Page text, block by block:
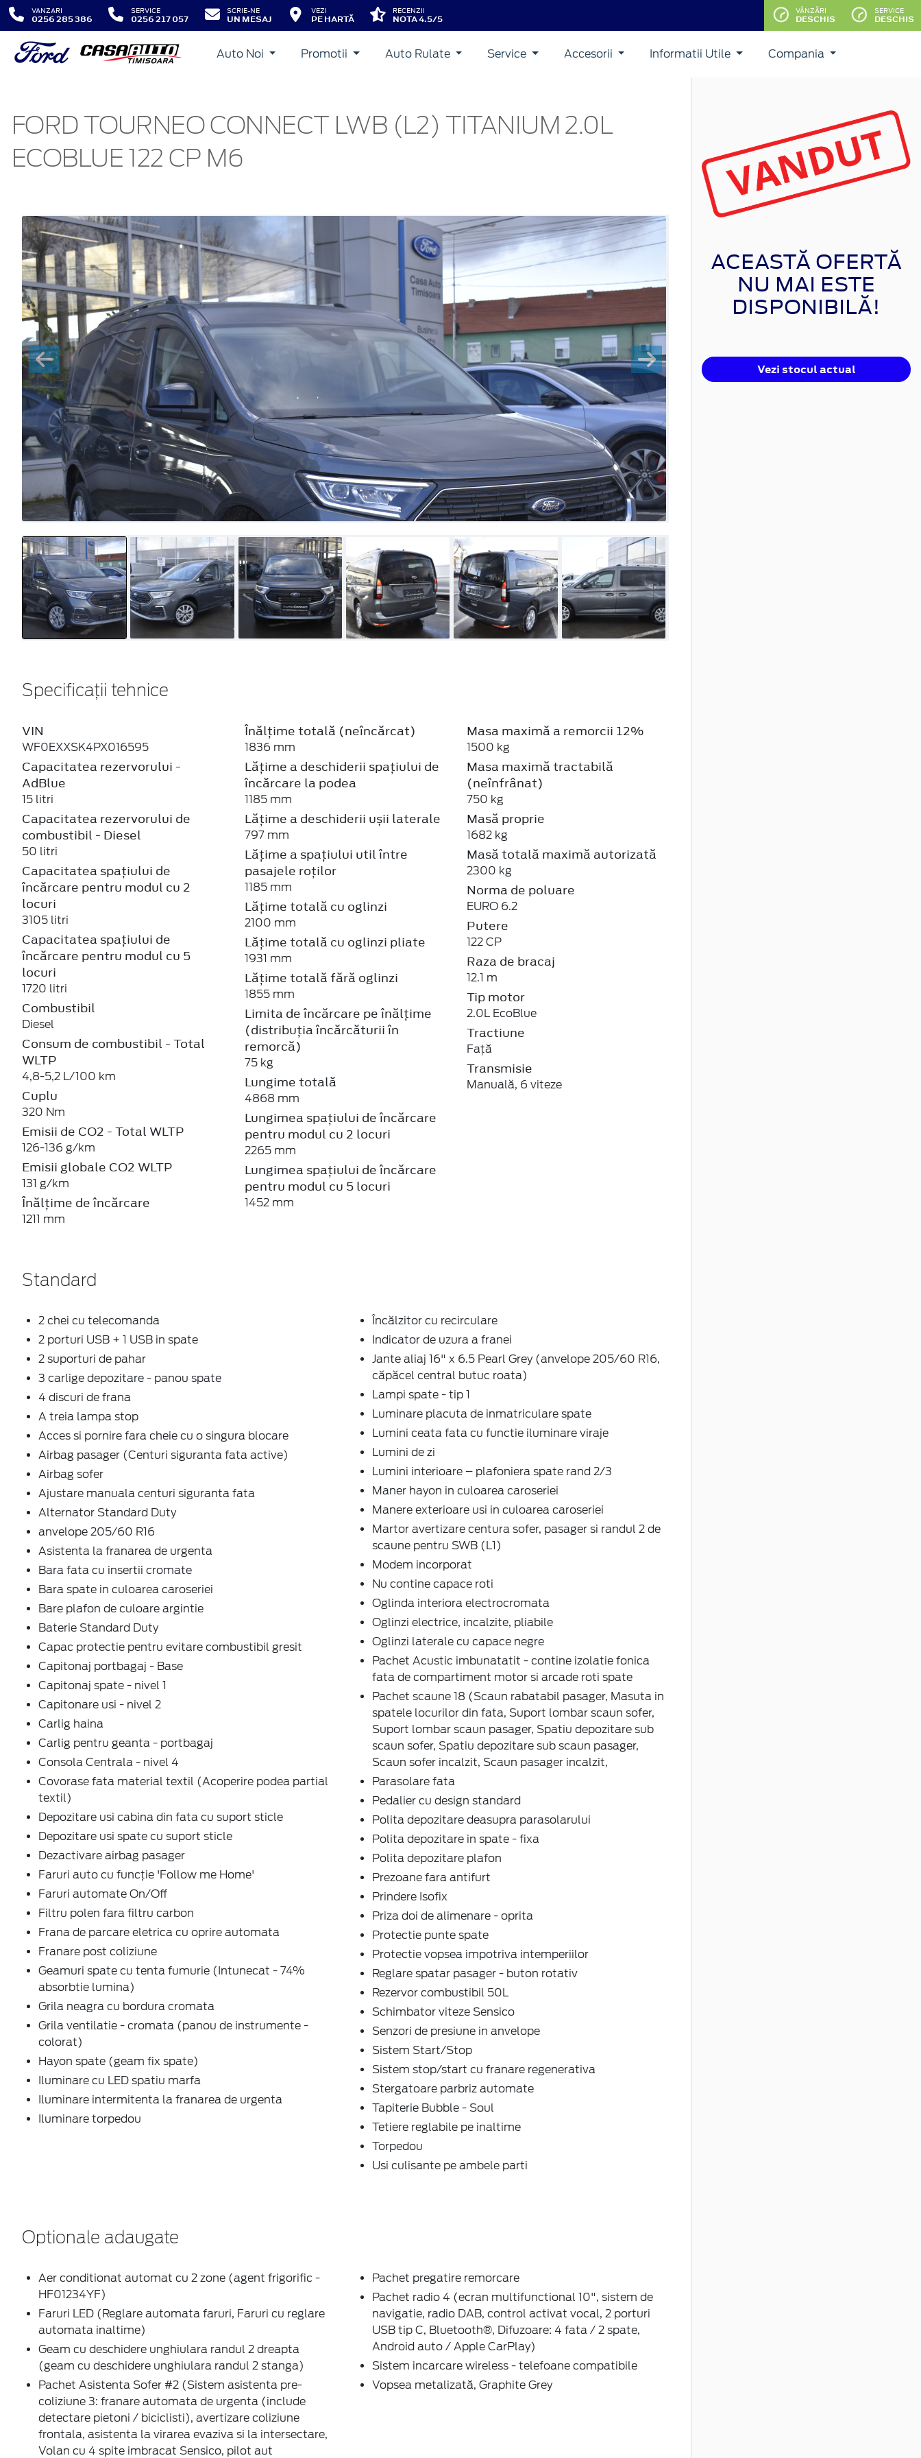
VANZARI
0256 285 386
SERVICE
0256 217 057
SCRIE-NE
UN MESAJ
VEZI
PE HARTĂ
RECENZII
NOTA 4.5/5
VÂNZĂRI
DESCHIS
SERVICE
DESCHIS
Auto Noi Promotii Auto Rulate Service Accesorii Informatii Utile Compania
FORD TOURNEO CONNECT LWB (L2) TITANIUM 2.0L
ECOBLUE 122 CP M6
Specificații tehnice
VIN
WF0EXXSK4PX016595
Capacitatea rezervorului -
AdBlue
15 litri
Capacitatea rezervorului de
combustibil - Diesel
50 litri
Capacitatea spațiului de
încărcare pentru modul cu 2
locuri
3105 litri
Capacitatea spațiului de
încărcare pentru modul cu 5
locuri
1720 litri
Combustibil
Diesel
Consum de combustibil - Total
WLTP
4,8-5,2 L/100 km
Cuplu
320 Nm
Emisii de CO2 - Total WLTP
126-136 g/km
Emisii globale CO2 WLTP
131 g/km
Înălțime de încărcare
1211 mm
Înălțime totală (neîncărcat)
1836 mm
Lățime a deschiderii spațiului de
încărcare la podea
1185 mm
Lățime a deschiderii ușii laterale
797 mm
Lățime a spațiului util între
pasajele roților
1185 mm
Lățime totală cu oglinzi
2100 mm
Lățime totală cu oglinzi pliate
1931 mm
Lățime totală fără oglinzi
1855 mm
Limita de încărcare pe înălțime
(distribuția încărcăturii în
remorcă)
75 kg
Lungime totală
4868 mm
Lungimea spațiului de încărcare
pentru modul cu 2 locuri
2265 mm
Lungimea spațiului de încărcare
pentru modul cu 5 locuri
1452 mm
Masa maximă a remorcii 12%
1500 kg
Masa maximă tractabilă
(neînfrânat)
750 kg
Masă proprie
1682 kg
Masă totală maximă autorizată
2300 kg
Norma de poluare
EURO 6.2
Putere
122 CP
Raza de bracaj
12.1 m
Tip motor
2.0L EcoBlue
Tractiune
Față
Transmisie
Manuală, 6 viteze
Standard
2 chei cu telecomanda
2 porturi USB + 1 USB in spate
2 suporturi de pahar
3 carlige depozitare - panou spate
4 discuri de frana
A treia lampa stop
Acces si pornire fara cheie cu o singura blocare
Airbag pasager (Centuri siguranta fata active)
Airbag sofer
Ajustare manuala centuri siguranta fata
Alternator Standard Duty
anvelope 205/60 R16
Asistenta la franarea de urgenta
Bara fata cu insertii cromate
Bara spate in culoarea caroseriei
Bare plafon de culoare argintie
Baterie Standard Duty
Capac protectie pentru evitare combustibil gresit
Capitonaj portbagaj - Base
Capitonaj spate - nivel 1
Capitonare usi - nivel 2
Carlig haina
Carlig pentru geanta - portbagaj
Consola Centrala - nivel 4
Covorase fata material textil (Acoperire podea partial
textil)
Depozitare usi cabina din fata cu suport sticle
Depozitare usi spate cu suport sticle
Dezactivare airbag pasager
Faruri auto cu funcție 'Follow me Home'
Faruri automate On/Off
Filtru polen fara filtru carbon
Frana de parcare eletrica cu oprire automata
Franare post coliziune
Geamuri spate cu tenta fumurie (Intunecat - 74%
absorbtie lumina)
Grila neagra cu bordura cromata
Grila ventilatie - cromata (panou de instrumente -
colorat)
Hayon spate (geam fix spate)
Iluminare cu LED spatiu marfa
Iluminare intermitenta la franarea de urgenta
Iluminare torpedou
Încălzitor cu recirculare
Indicator de uzura a franei
Jante aliaj 16" x 6.5 Pearl Grey (anvelope 205/60 R16,
căpăcel central butuc roata)
Lampi spate - tip 1
Luminare placuta de inmatriculare spate
Lumini ceata fata cu functie iluminare viraje
Lumini de zi
Lumini interioare – plafoniera spate rand 2/3
Maner hayon in culoarea caroseriei
Manere exterioare usi in culoarea caroseriei
Martor avertizare centura sofer, pasager si randul 2 de
scaune pentru SWB (L1)
Modem incorporat
Nu contine capace roti
Oglinda interiora electrocromata
Oglinzi electrice, incalzite, pliabile
Oglinzi laterale cu capace negre
Pachet Acustic imbunatatit - contine izolatie fonica
fata de compartiment motor si arcade roti spate
Pachet scaune 18 (Scaun rabatabil pasager, Masuta in
spatele locurilor din fata, Suport lombar scaun sofer,
Suport lombar scaun pasager, Spatiu depozitare sub
scaun sofer, Spatiu depozitare sub scaun pasager,
Scaun sofer incalzit, Scaun pasager incalzit,
Parasolare fata
Pedalier cu design standard
Polita depozitare deasupra parasolarului
Polita depozitare in spate - fixa
Polita depozitare plafon
Prezoane fara antifurt
Prindere Isofix
Priza doi de alimenare - oprita
Protectie punte spate
Protectie vopsea impotriva intemperiilor
Reglare spatar pasager - buton rotativ
Rezervor combustibil 50L
Schimbator viteze Sensico
Senzori de presiune in anvelope
Sistem Start/Stop
Sistem stop/start cu franare regenerativa
Stergatoare parbriz automate
Tapiterie Bubble - Soul
Tetiere reglabile pe inaltime
Torpedou
Usi culisante pe ambele parti
Optionale adaugate
Aer conditionat automat cu 2 zone (agent frigorific -
HF01234YF)
Faruri LED (Reglare automata faruri, Faruri cu reglare
automata inaltime)
Geam cu deschidere unghiulara randul 2 dreapta
(geam cu deschidere unghiulara randul 2 stanga)
Pachet Asistenta Sofer #2 (Sistem asistenta pre-
coliziune 3: franare automata de urgenta (include
detectare pietoni / biciclisti), avertizare coliziune
frontala, asistenta la virarea evaziva si la intersectare,
Volan cu 4 spite imbracat Sensico, pilot aut
Pachet pregatire remorcare
Pachet radio 4 (ecran multifunctional 10", sistem de
navigatie, radio DAB, control activat vocal, 2 porturi
USB tip C, Bluetooth®, Difuzoare: 4 fata / 2 spate,
Android auto / Apple CarPlay)
Sistem incarcare wireless - telefoane compatibile
Vopsea metalizată, Graphite Grey
ACEASTĂ OFERTĂ
NU MAI ESTE
DISPONIBILĂ!
Vezi stocul actual